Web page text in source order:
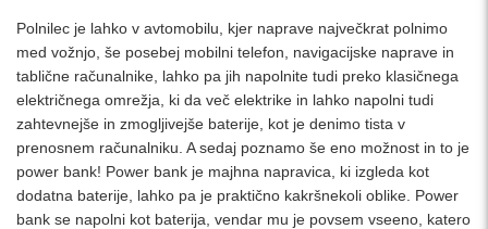
Polnilec je lahko v avtomobilu, kjer naprave največkrat polnimo
med vožnjo, še posebej mobilni telefon, navigacijske naprave in
tablične računalnike, lahko pa jih napolnite tudi preko klasičnega
električnega omrežja, ki da več elektrike in lahko napolni tudi
zahtevnejše in zmogljivejše baterije, kot je denimo tista v
prenosnem računalniku. A sedaj poznamo še eno možnost in to je
power bank! Power bank je majhna napravica, ki izgleda kot
dodatna baterije, lahko pa je praktično kakršnekoli oblike. Power
bank se napolni kot baterija, vendar mu je povsem vseeno, katero